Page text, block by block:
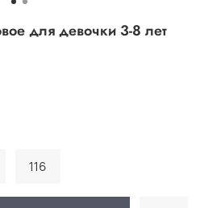
для девочки 3-8 лет
116